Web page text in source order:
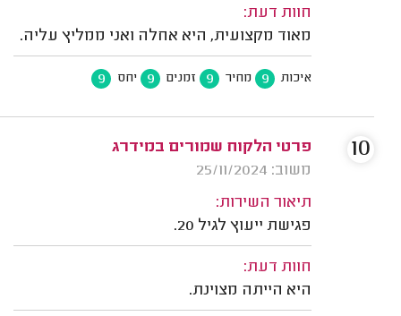
חוות דעת:
מאוד מקצועית, היא אחלה ואני ממליץ עליה.
איכות 9 מחיר 9 זמנים 9 יחס 9
פרטי הלקוח שמורים במידרג
משוב: 25/11/2024
תיאור השירות:
פגישת ייעוץ לגיל 20.
חוות דעת:
היא הייתה מצוינת.
10